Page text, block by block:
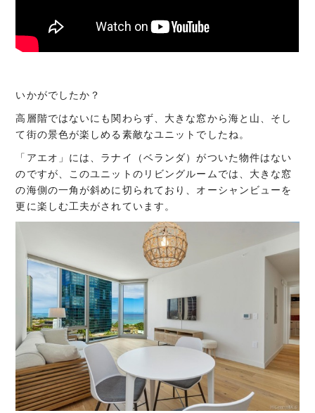
いかがでしたか？
高層階ではないにも関わらず、大きな窓から海と山、そし
て街の景色が楽しめる素敵なユニットでしたね。
「アエオ」には、ラナイ（ベランダ）がついた物件はない
のですが、このユニットのリビングルームでは、大きな窓
の海側の一角が斜めに切られており、オーシャンビューを
更に楽しむ工夫がされています。